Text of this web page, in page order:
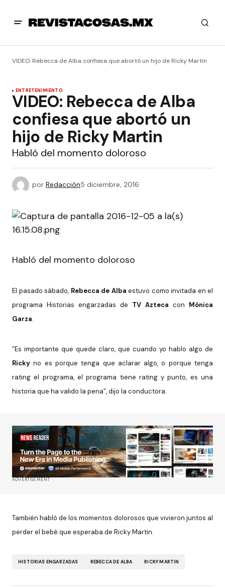
VIDEO: Rebecca de Alba confiesa que abortó un hijo de Ricky Martin
ENTRETENIMIENTO
VIDEO: Rebecca de Alba
confiesa que abortó un
hijo de Ricky Martin
Habló del momento doloroso
por Redacción5 diciembre, 2016
Habló del momento doloroso
El pasado sábado, Rebecca de Alba estuvo como invitada en el
programa Historias engarzadas de TV Azteca con Mónica
Garza.
“Es importante que quede claro, que cuando yo hablo algo de
Ricky no es porque tenga que aclarar algo, o porque tenga
rating el programa, el programa tiene rating y punto, es una
historia que ha valido la pena”, dijo la conductora.
ADVERTISEMENT
También habló de los momentos dolorosos que vivieron juntos al
perder el bebé que esperaba de Ricky Martin.
HISTORIAS ENGARZADAS REBECCA DE ALBA RICKY MARTIN